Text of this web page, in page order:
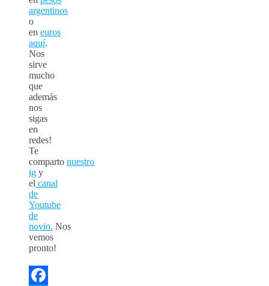
argentinos
o
en euros
aquí.
Nos
sirve
mucho
que
además
nos
sigas
en
redes!
Te
comparto nuestro
ig y
el canal
de
Youtube
de
novio. Nos
vemos
pronto!